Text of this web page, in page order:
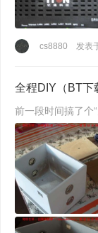
cs8880 发表
全程DIY（BT下
前一段时间搞了个